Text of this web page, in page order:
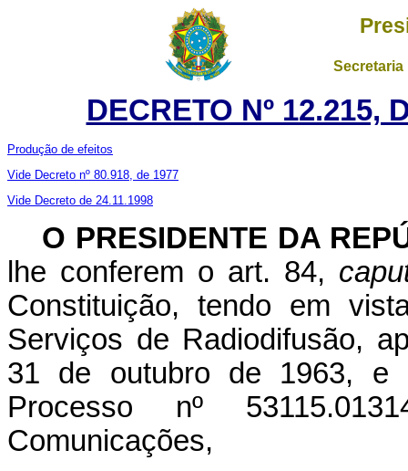
DECRETO Nº 12.215,
Produção de efeitos
Vide Decreto nº 80.918, de 1977
Vide Decreto de 24.11.1998
O PRESIDENTE DA
lhe conferem o art. 84,
Constituição, tendo em
Serviços de Radiodifusão,
31 de outubro de 1963,
Processo nº
Comunicações,